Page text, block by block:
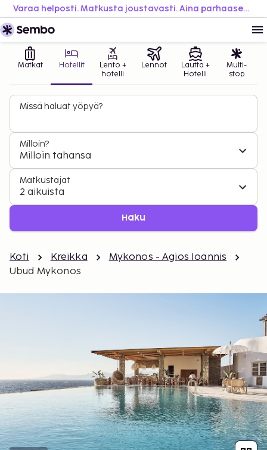
Varaa helposti. Matkusta joustavasti. Aina parhaaseen hintaan.
Matkat Hotellit
Lento +
hotelli
Lennot
Lautta +
Hotelli
Multi-
stop
Missä haluat yöpyä?
Milloin?
Milloin tahansa
Matkustajat
2 aikuista
Haku
Koti Kreikka
Mykonos - Agios Ioannis
Ubud Mykonos